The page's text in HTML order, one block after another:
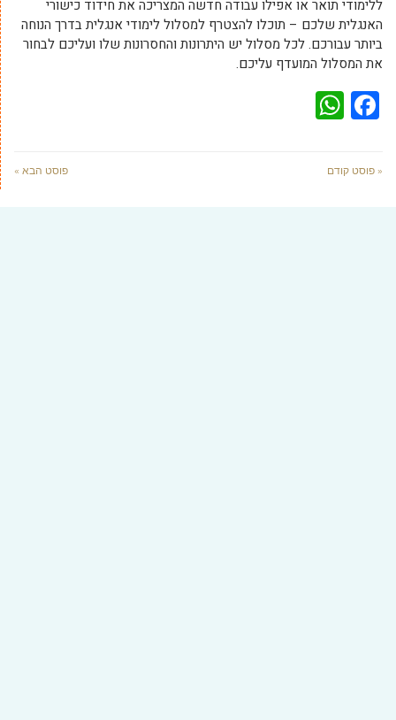
ללימודי תואר או אפילו עבודה חדשה המצריכה את חידוד כישורי
האנגלית שלכם – תוכלו להצטרף למסלול לימודי אנגלית בדרך הנוחה
ביותר עבורכם. לכל מסלול יש היתרונות והחסרונות שלו ועליכם לבחור
את המסלול המועדף עליכם.
Facebook
« פוסט קודם פוסט הבא »